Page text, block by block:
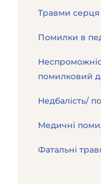
Травми серця
Помилки в
помилковий
Недбалість/
Медичні
Фатальні